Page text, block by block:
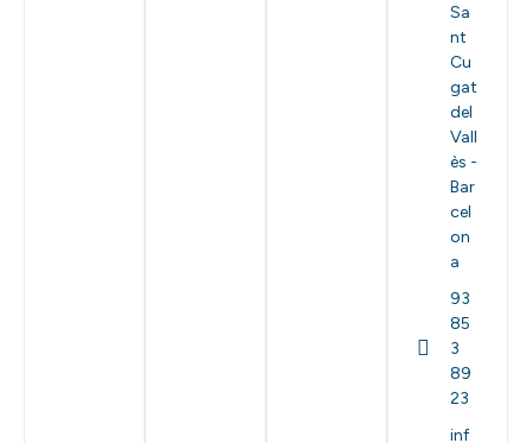
Sa
nt
Cu
gat
del
Vall
ès -
Bar
cel
on
a
93
85
3
89
23
inf